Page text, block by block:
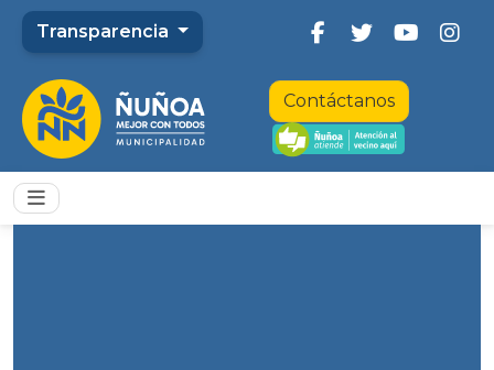
Transparencia
Contáctanos